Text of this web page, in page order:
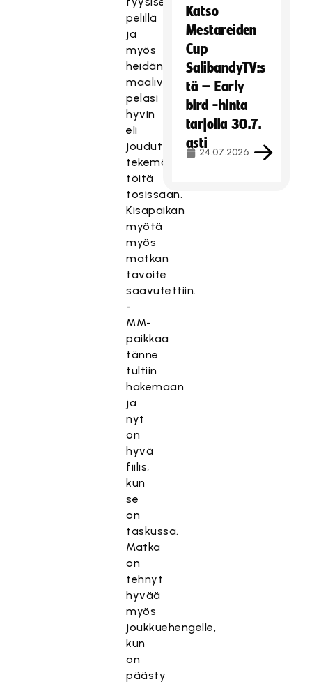
pelillä
ja
myös
heidän
maalivahtinsa
pelasi
hyvin
eli
jouduttiin
tekemään
töitä
tosissaan.
Kisapaikan
myötä
myös
matkan
tavoite
saavutettiin.
-
MM-
paikkaa
tänne
tultiin
hakemaan
ja
nyt
on
hyvä
fiilis,
kun
se
on
taskussa.
Matka
on
tehnyt
hyvää
myös
joukkuehengelle,
kun
on
päästy
Katso
Mestareiden
Cup
SalibandyTV:s
tä – Early
bird -hinta
tarjolla 30.7.
asti
24.07.2026